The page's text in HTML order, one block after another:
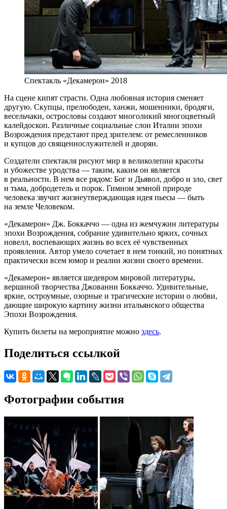
Спектакль «Декамерон» 2018
На сцене кипят страсти. Одна любовная история сменяет
другую. Скупцы, прелюбодеи, ханжи, мошенники, бродяги,
весельчаки, острословы создают многоликий многоцветный
калейдоскоп. Различные социальные слои Италии эпохи
Возрождения предстают пред зрителем: от ремесленников
и купцов до священнослужителей и дворян.
Создатели спектакля рисуют мир в великолепии красоты
и убожестве уродства — таким, каким он является
в реальности. В нем все рядом: Бог и Дьявол, добро и зло, свет
и тьма, добродетель и порок. Гимном земной природе
человека звучит жизнеутверждающая идея пьесы — быть
на земле Человеком.
«Декамерон» Дж. Боккаччо — одна из жемчужин литературы
эпохи Возрождения, собрание удивительно ярких, сочных
новелл, воспевающих жизнь во всех её чувственных
проявления. Автор умело сочетает в нем тонкий, но понятных
практически всем юмор и реалии жизни своего времени.
«Декамерон» является шедевром мировой литературы,
вершиной творчества Джованни Боккаччо. Удивительные,
яркие, остроумные, озорные и трагические истории о любви,
дающие широкую картину жизни итальянского общества
Эпохи Возрождения.
Купить билеты на мероприятие можно здесь.
Поделиться ссылкой
Фотографии события